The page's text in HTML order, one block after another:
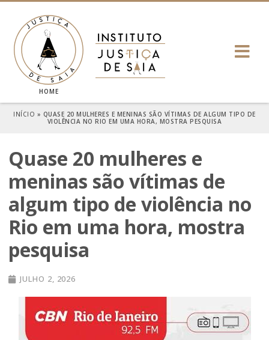
HOME
INÍCIO » QUASE 20 MULHERES E MENINAS SÃO VÍTIMAS DE ALGUM TIPO DE
VIOLÊNCIA NO RIO EM UMA HORA, MOSTRA PESQUISA
Quase 20 mulheres e
meninas são vítimas de
algum tipo de violência no
Rio em uma hora, mostra
pesquisa
JULHO 2, 2026